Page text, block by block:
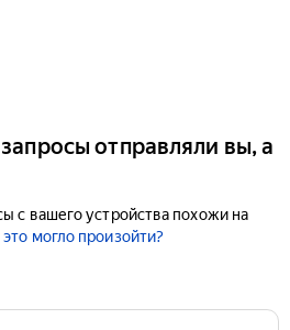
отправляли вы, а
с вашего устройства похожи на
могло произойти?